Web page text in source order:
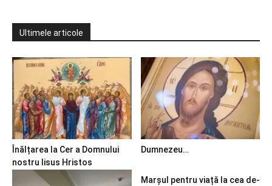
Ultimele articole
Înălțarea la Cer a Domnului
nostru Iisus Hristos
Dumnezeu…
Marșul pentru viață la cea de-